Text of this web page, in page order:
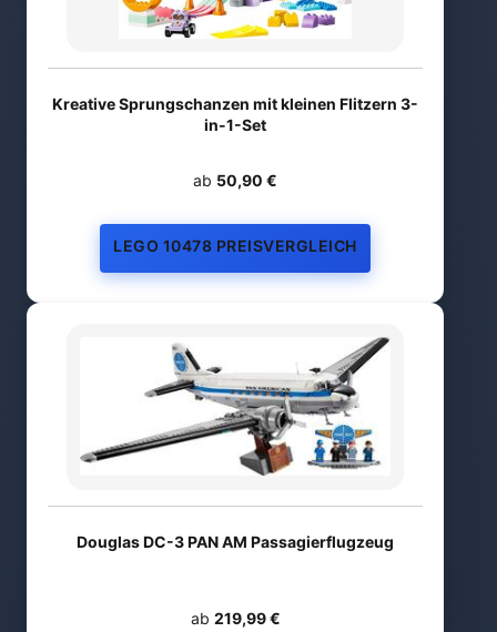
Kreative Sprungschanzen mit kleinen Flitzern 3-
in-1-Set
ab 50,90 €
LEGO 10478 PREISVERGLEICH
Douglas DC-3 PAN AM Passagierflugzeug
ab 219,99 €